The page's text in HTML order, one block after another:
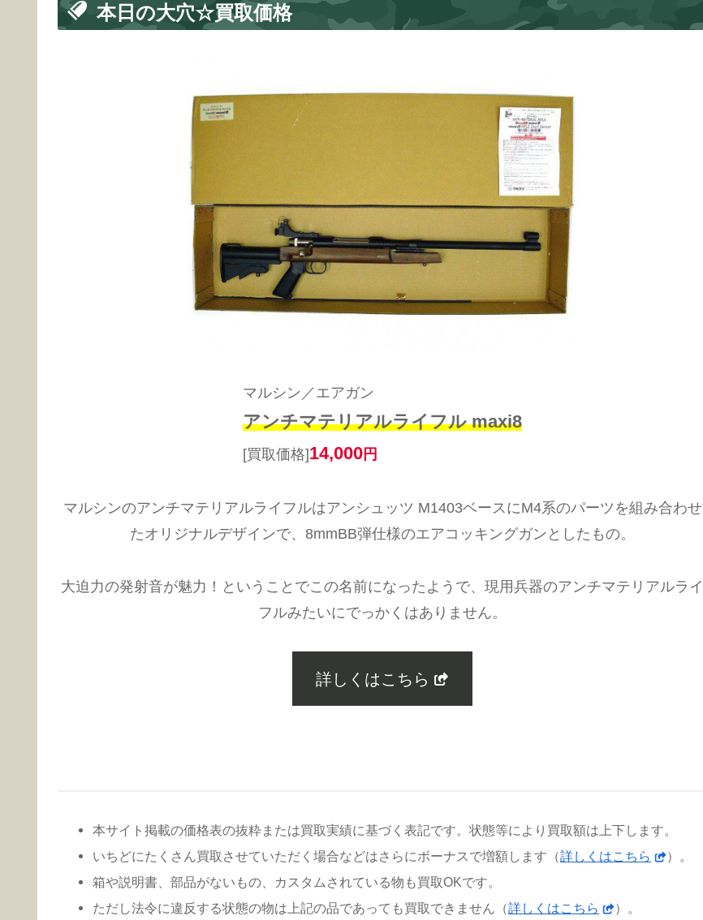
本日の大穴☆買取価格
マルシン／エアガン
アンチマテリアルライフル maxi8
[買取価格]14,000 円
マルシンのアンチマテリアルライフルはアンシュッツ M1403ベースにM4系のパーツを組み合わせ
たオリジナルデザインで、8mmBB弾仕様のエアコッキングガンとしたもの。
大迫力の発射音が魅力！ということでこの名前になったようで、現用兵器のアンチマテリアルライ
フルみたいにでっかくはありません。
詳しくはこちら
本サイト掲載の価格表の抜粋または買取実績に基づく表記です。状態等により買取額は上下します。
いちどにたくさん買取させていただく場合などはさらにボーナスで増額します（詳しくはこちら
）。
箱や説明書、部品がないもの、カスタムされている物も買取OKです。
ただし法令に違反する状態の物は上記の品であっても買取できません（詳しくはこちら ）。